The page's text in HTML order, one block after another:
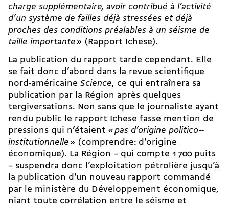
charge supplémentaire, avoir contribué à l’activité
d’un système de failles déjà stressées et déjà
proches des conditions préalables à un séisme de
taille importante» (Rapport Ichese).
La publication du rapport tarde cependant. Elle
se fait donc d’abord dans la revue scientifique
nord-américaine Science, ce qui entraînera sa
publication par la Région après quelques
tergiversations. Non sans que le journaliste ayant
rendu public le rapport Ichese fasse mention de
pressions qui n’étaient «pas d’origine politico-­
institutionnelle» (comprendre: d’origine
économique). La Région – qui compte 1 700 puits
– suspendra donc l’exploitation pétrolière jusqu’à
la publication d’un nouveau rapport commandé
par le ministère du Développement économique,
niant toute corrélation entre le séisme et